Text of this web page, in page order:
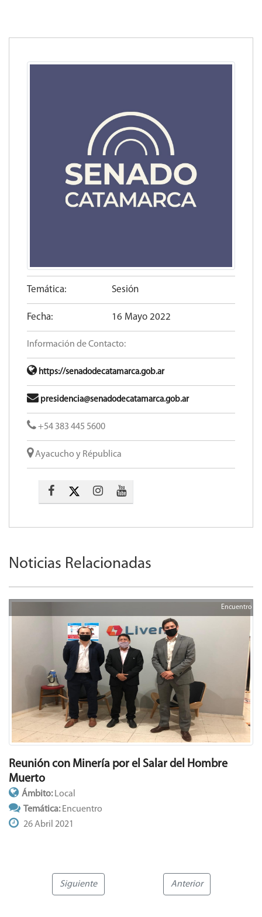
Temática: Sesión
Fecha: 16 Mayo 2022
Información de Contacto:
https://senadodecatamarca.gob.ar
presidencia@senadodecatamarca.gob.ar
+54 383 445 5600​
Ayacucho y Républica
Noticias Relacionadas
Encuentro
Reunión con Minería por el Salar del Hombre
Muerto
Ámbito:Local
Temática:Encuentro
26 Abril 2021
Siguiente Anterior